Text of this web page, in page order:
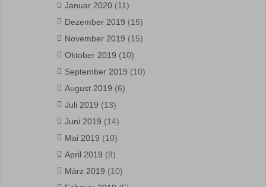
Januar 2020 (11)
Dezember 2019 (15)
November 2019 (15)
Oktober 2019 (10)
September 2019 (10)
August 2019 (6)
Juli 2019 (13)
Juni 2019 (14)
Mai 2019 (10)
April 2019 (9)
März 2019 (10)